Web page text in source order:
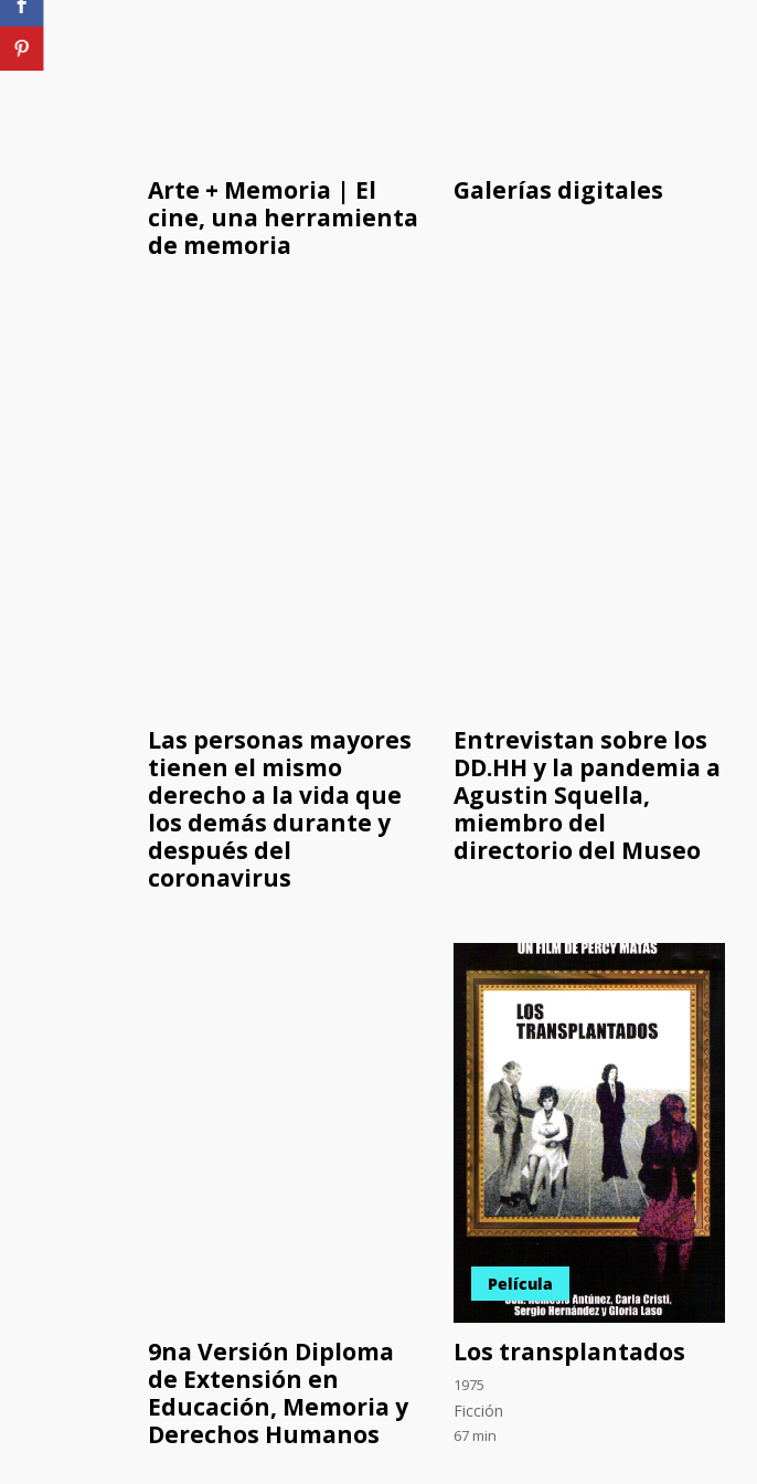
Arte + Memoria | El
cine, una herramienta
de memoria
Galerías digitales
Las personas mayores
tienen el mismo
derecho a la vida que
los demás durante y
después del
coronavirus
Entrevistan sobre los
DD.HH y la pandemia a
Agustin Squella,
miembro del
directorio del Museo
9na Versión Diploma
de Extensión en
Educación, Memoria y
Derechos Humanos
Película
Los transplantados
1975
Ficción
67 min